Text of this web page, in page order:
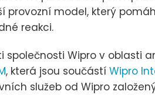
provozní model, který
reakci.
Wipro v oblasti
, která jsou součástí Wipro
služeb od Wipro